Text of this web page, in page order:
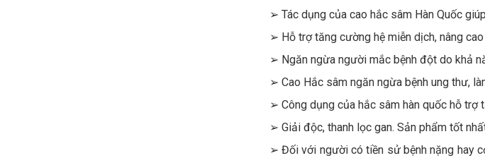
➢ Tác dụng của cao hắc sâm Hàn Quốc
➢ Hỗ trợ tăng cường hệ miễn dịch, nâng
➢ Ngăn ngừa người mắc bệnh đột do khả
➢ Cao Hắc sâm ngăn ngừa bệnh ung thư,
➢ Công dụng của hắc sâm hàn quốc hỗ trợ
➢ Giải độc, thanh lọc gan. Sản phẩm tốt
➢ Đối với người có tiền sử bệnh nặng hay